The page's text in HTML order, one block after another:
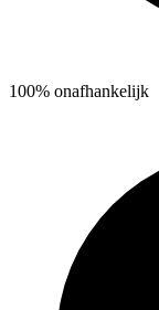
100% onafhankelijk